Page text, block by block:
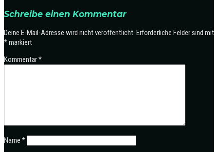
Schreibe einen Kommentar
Deine E-Mail-Adresse wird nicht veröffentlicht. Erforderliche Felder sind mit
*markiert
Kommentar*
Name *